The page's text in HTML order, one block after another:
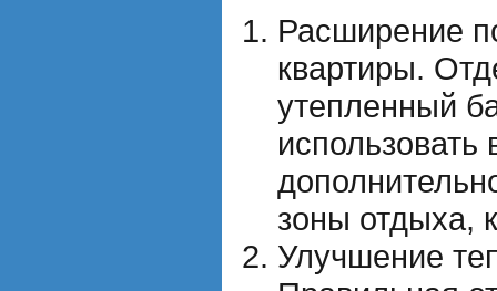
Расширение
квартиры.
утепленный
использовать
зоны отдыха,
Улучшение